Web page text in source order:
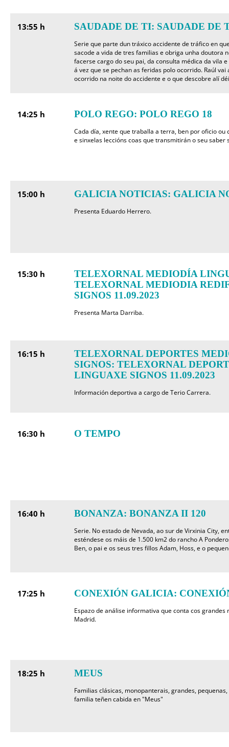
13:55 h SAUDADE DE TI: SAUDADE DE
Serie que parte dun tráxico accidente de tráfico en
sacode a vida de tres familias e obriga unha doutora
facerse cargo do seu pai, da consulta médica da vila
á vez que se pechan as feridas polo ocorrido. Raúl
ocorrido na noite do accidente e o que descobre alí
14:25 h POLO REGO: POLO REGO 18
Cada día, xente que traballa a terra, ben por oficio
e sinxelas leccións coas que transmitirán o seu saber
15:00 h GALICIA NOTICIAS: GALICIA
Presenta Eduardo Herrero.
15:30 h
TELEXORNAL MEDIODÍA
TELEXORNAL MEDIODIA
SIGNOS 11.09.2023
Presenta Marta Darriba.
16:15 h
TELEXORNAL DEPORTES
SIGNOS: TELEXORNAL
LINGUAXE SIGNOS 11.09.2023
Información deportiva a cargo de Terio Carrera.
16:30 h O TEMPO
16:40 h BONANZA: BONANZA II 120
Serie. No estado de Nevada, ao sur de Virxinia City,
esténdese os máis de 1.500 km2 do rancho A
Ben, o pai e os seus tres fillos Adam, Hoss, e o
17:25 h CONEXIÓN GALICIA:
Espazo de análise informativa que conta cos
Madrid.
18:25 h MEUS
Familias clásicas, monopanterais, grandes,
familia teñen cabida en "Meus"